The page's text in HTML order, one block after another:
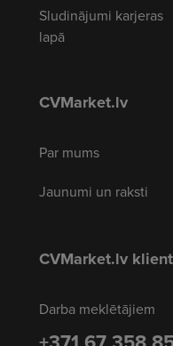
Sludinājumi karjeras
lapā
CVMarket.lv
Par mums
Jaunumi un raksti
CVMarket.lv
Darba meklētājiem